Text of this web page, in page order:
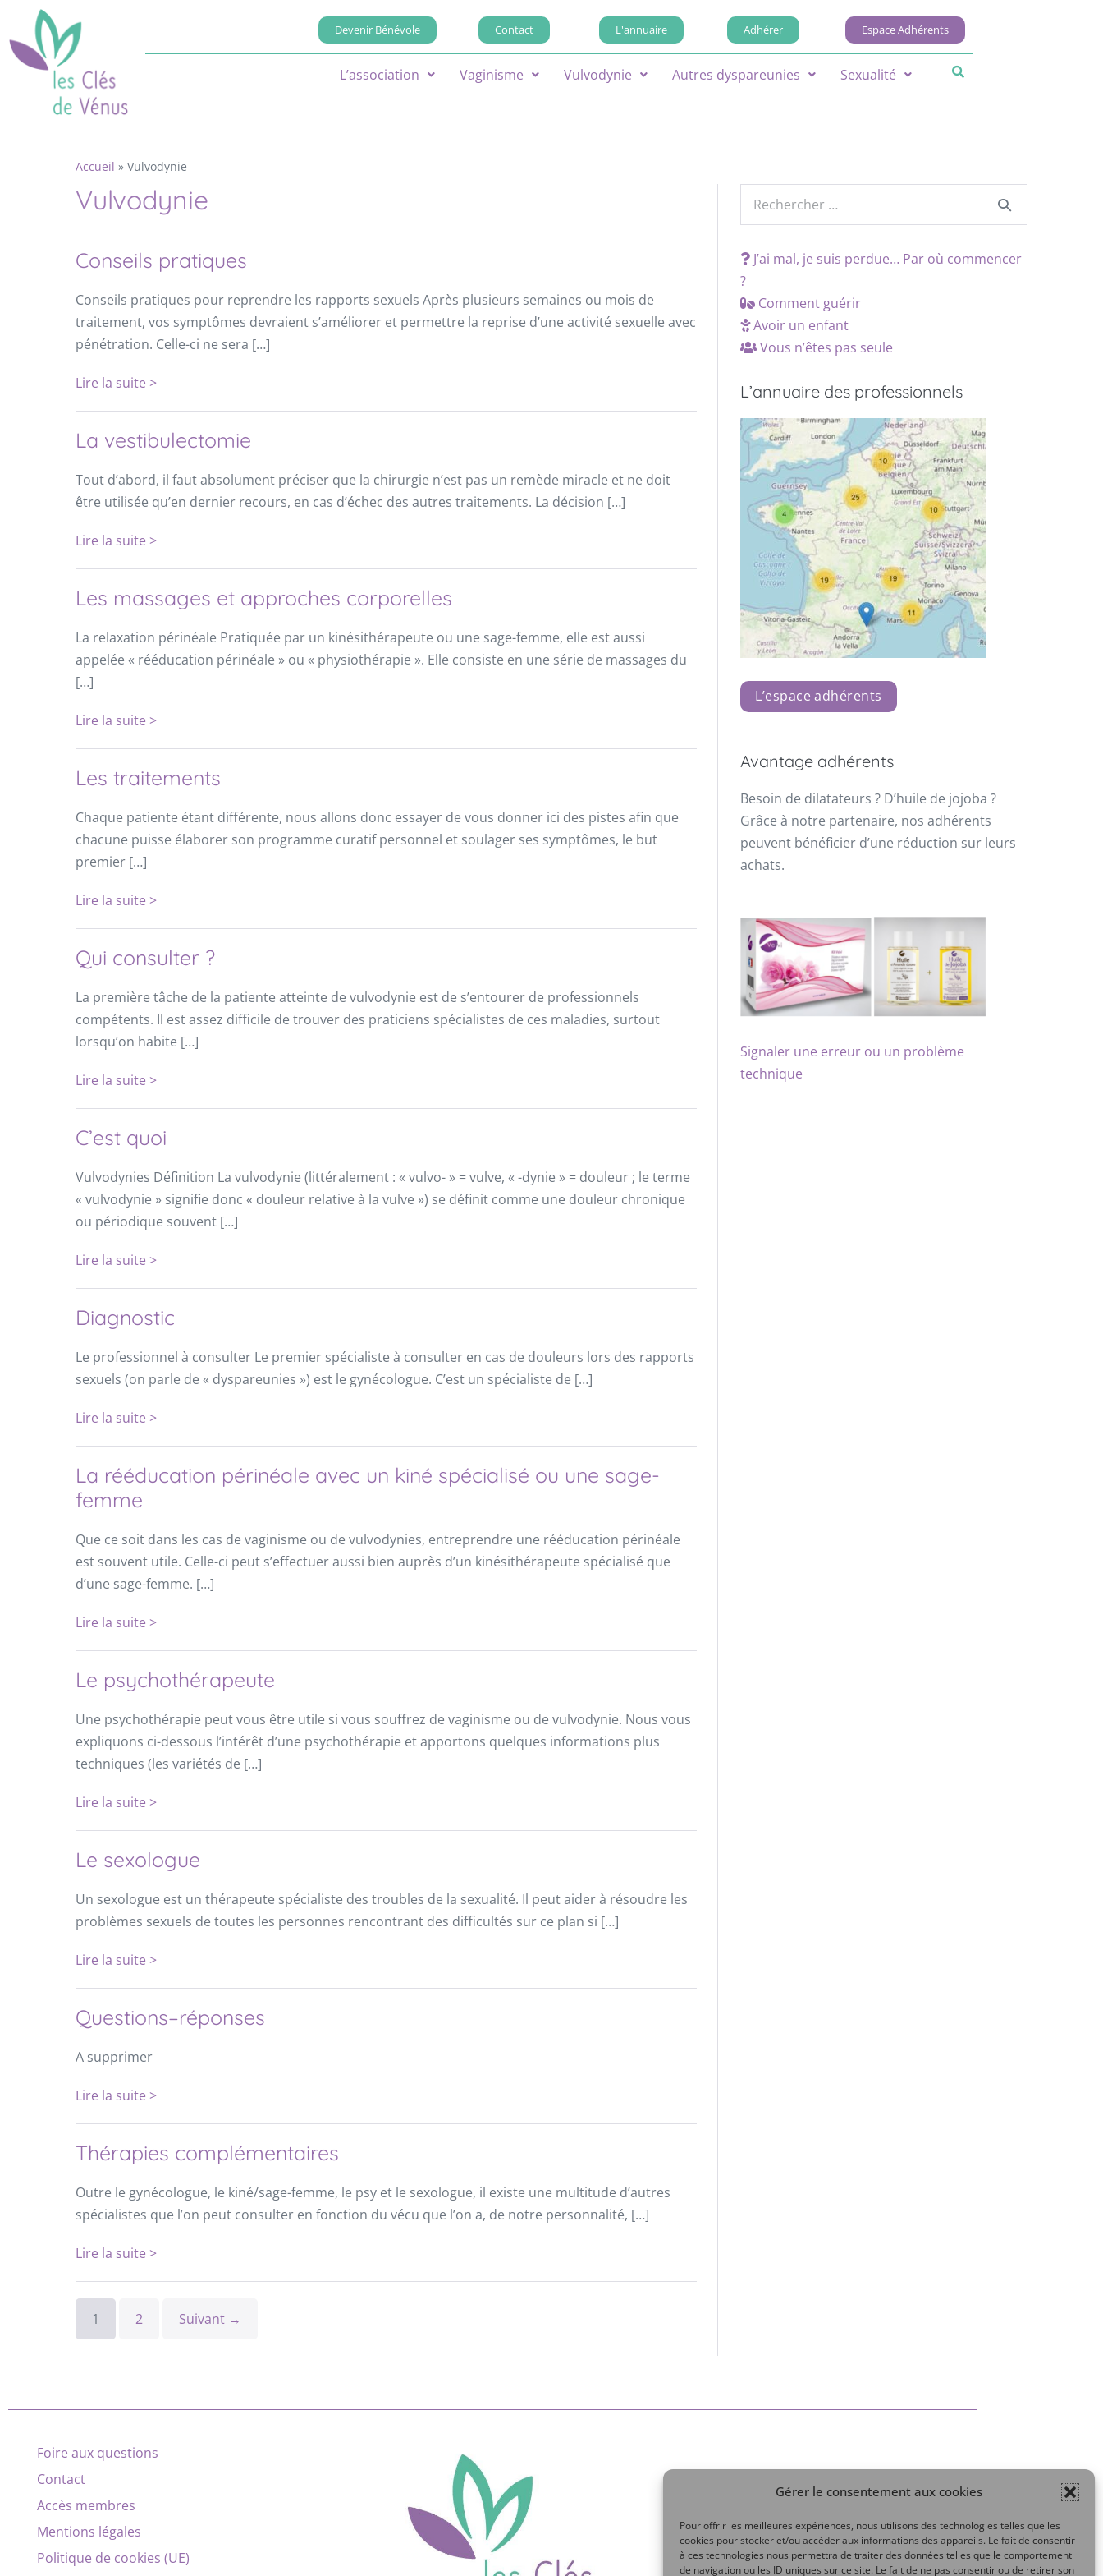
Gérer le consentement aux cookies
Pour offrir les meilleures expériences, nous utilisons des technologies telles que les
cookies pour stocker et/ou accéder aux informations des appareils. Le fait de consentir
à ces technologies nous permettra de traiter des données telles que le comportement
de navigation ou les ID uniques sur ce site. Le fait de ne pas consentir ou de retirer son
Devenir Bénévole Contact L'annuaire Adhérer Espace Adhérents
L’association Vaginisme Vulvodynie Autres dyspareunies Sexualité
Accueil » Vulvodynie
Vulvodynie
Conseils pratiques
Conseils pratiques pour reprendre les rapports sexuels Après plusieurs semaines ou mois de
traitement, vos symptômes devraient s’améliorer et permettre la reprise d’une activité sexuelle avec
pénétration. Celle-ci ne sera […]
Lire la suite >
La vestibulectomie
Tout d’abord, il faut absolument préciser que la chirurgie n’est pas un remède miracle et ne doit
être utilisée qu’en dernier recours, en cas d’échec des autres traitements. La décision […]
Lire la suite >
Les massages et approches corporelles
La relaxation périnéale Pratiquée par un kinésithérapeute ou une sage-femme, elle est aussi
appelée « rééducation périnéale » ou « physiothérapie ». Elle consiste en une série de massages du
[…]
Lire la suite >
Les traitements
Chaque patiente étant différente, nous allons donc essayer de vous donner ici des pistes afin que
chacune puisse élaborer son programme curatif personnel et soulager ses symptômes, le but
premier […]
Lire la suite >
Qui consulter ?
La première tâche de la patiente atteinte de vulvodynie est de s’entourer de professionnels
compétents. Il est assez difficile de trouver des praticiens spécialistes de ces maladies, surtout
lorsqu’on habite […]
Lire la suite >
C’est quoi
Vulvodynies Définition La vulvodynie (littéralement : « vulvo- » = vulve, « -dynie » = douleur ; le terme
« vulvodynie » signifie donc « douleur relative à la vulve ») se définit comme une douleur chronique
ou périodique souvent […]
Lire la suite >
Diagnostic
Le professionnel à consulter Le premier spécialiste à consulter en cas de douleurs lors des rapports
sexuels (on parle de « dyspareunies ») est le gynécologue. C’est un spécialiste de […]
Lire la suite >
La rééducation périnéale avec un kiné spécialisé ou une sage-
femme
Que ce soit dans les cas de vaginisme ou de vulvodynies, entreprendre une rééducation périnéale
est souvent utile. Celle-ci peut s’effectuer aussi bien auprès d’un kinésithérapeute spécialisé que
d’une sage-femme. […]
Lire la suite >
Le psychothérapeute
Une psychothérapie peut vous être utile si vous souffrez de vaginisme ou de vulvodynie. Nous vous
expliquons ci-dessous l’intérêt d’une psychothérapie et apportons quelques informations plus
techniques (les variétés de […]
Lire la suite >
Le sexologue
Un sexologue est un thérapeute spécialiste des troubles de la sexualité. Il peut aider à résoudre les
problèmes sexuels de toutes les personnes rencontrant des difficultés sur ce plan si […]
Lire la suite >
Questions–réponses
A supprimer
Lire la suite >
Thérapies complémentaires
Outre le gynécologue, le kiné/sage-femme, le psy et le sexologue, il existe une multitude d’autres
spécialistes que l’on peut consulter en fonction du vécu que l’on a, de notre personnalité, […]
Lire la suite >
1 2 Suivant →
J’ai mal, je suis perdue… Par où commencer
?
Comment guérir
Avoir un enfant
Vous n’êtes pas seule
L’annuaire des professionnels
L’espace adhérents
Avantage adhérents
Besoin de dilatateurs ? D’huile de jojoba ?
Grâce à notre partenaire, nos adhérents
peuvent bénéficier d’une réduction sur leurs
achats.
Signaler une erreur ou un problème
technique
Foire aux questions
Contact
Accès membres
Mentions légales
Politique de cookies (UE)
Mon compte